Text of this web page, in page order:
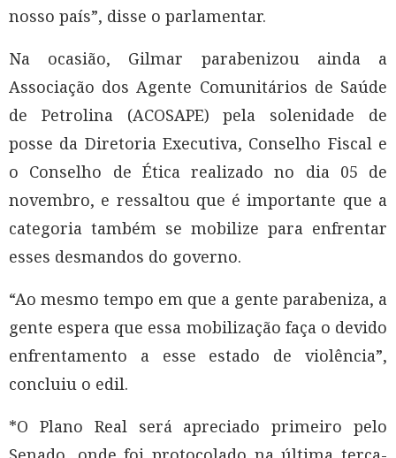
nosso país”, disse o parlamentar.
Na ocasião, Gilmar parabenizou ainda a
Associação dos Agente Comunitários de Saúde
de Petrolina (ACOSAPE) pela solenidade de
posse da Diretoria Executiva, Conselho Fiscal e
o Conselho de Ética realizado no dia 05 de
novembro, e ressaltou que é importante que a
categoria também se mobilize para enfrentar
esses desmandos do governo.
“Ao mesmo tempo em que a gente parabeniza, a
gente espera que essa mobilização faça o devido
enfrentamento a esse estado de violência”,
concluiu o edil.
*O Plano Real será apreciado primeiro pelo